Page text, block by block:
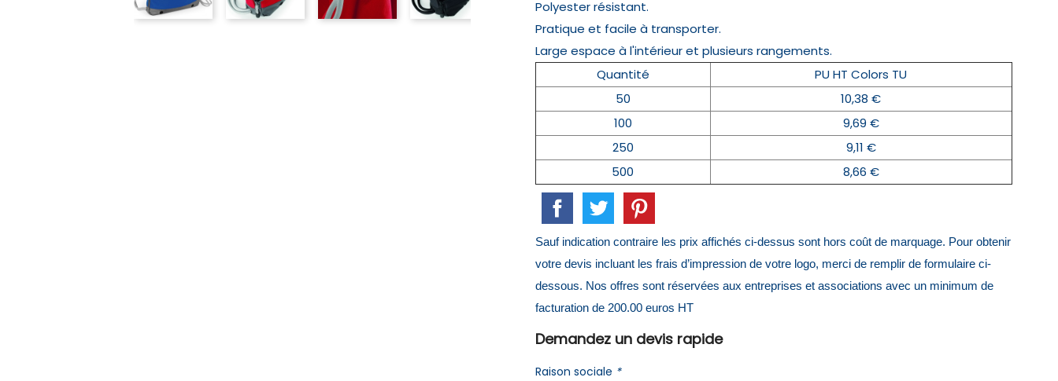
Polyester résistant.
Pratique et facile à transporter.
Large espace à l'intérieur et plusieurs rangements.
Quantité
PU HT Colors TU
50
10,38 €
100
9,69 €
250
9,11 €
500
8,66 €
Sauf indication contraire les prix affichés ci-dessus sont hors coût de marquage. Pour obtenir
votre devis incluant les frais d’impression de votre logo, merci de remplir de formulaire ci-
dessous. Nos offres sont réservées aux entreprises et associations avec un minimum de
facturation de 200.00 euros HT
Demandez un devis rapide
Raison sociale *